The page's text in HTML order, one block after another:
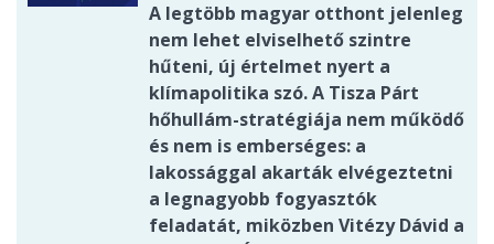
A legtöbb magyar otthont jelenleg
nem lehet elviselhető szintre
hűteni, új értelmet nyert a
klímapolitika szó. A Tisza Párt
hőhullám-stratégiája nem működő
és nem is emberséges: a
lakossággal akarták elvégeztetni
a legnagyobb fogyasztók
feladatát, miközben Vitézy Dávid a